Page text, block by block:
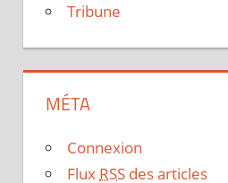
Tribune
MÉTA
Connexion
Flux RSS des articles